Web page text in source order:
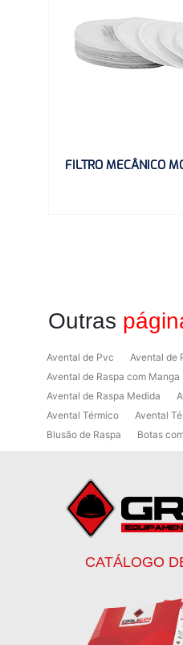
FILTRO MECÂNICO
Outras
Avental de Pvc
Avental de
Avental de Raspa com Manga
Avental de Raspa Medida
Avental Térmico
Avental
Blusão de Raspa
Botas
Botinas
Botinas Bico de
Botinas de Segurança
Botinas EPI
Botinas
Calçados de Segurança
Capacete de Segurança Ca
Capacete de Segurança
CATÁLOGO